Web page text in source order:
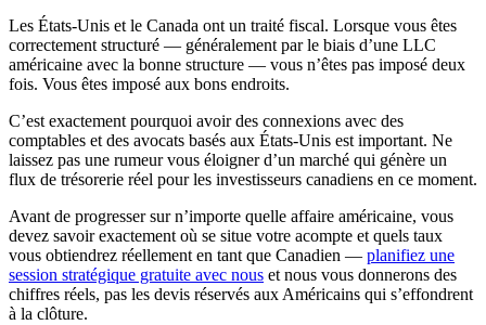
Les États-Unis et le Canada ont un traité fiscal. Lorsque vous êtes
correctement structuré — généralement par le biais d’une LLC
américaine avec la bonne structure — vous n’êtes pas imposé deux
fois. Vous êtes imposé aux bons endroits.
C’est exactement pourquoi avoir des connexions avec des
comptables et des avocats basés aux États-Unis est important. Ne
laissez pas une rumeur vous éloigner d’un marché qui génère un
flux de trésorerie réel pour les investisseurs canadiens en ce moment.
Avant de progresser sur n’importe quelle affaire américaine, vous
devez savoir exactement où se situe votre acompte et quels taux
vous obtiendrez réellement en tant que Canadien — planifiez une
session stratégique gratuite avec nous et nous vous donnerons des
chiffres réels, pas les devis réservés aux Américains qui s’effondrent
à la clôture.